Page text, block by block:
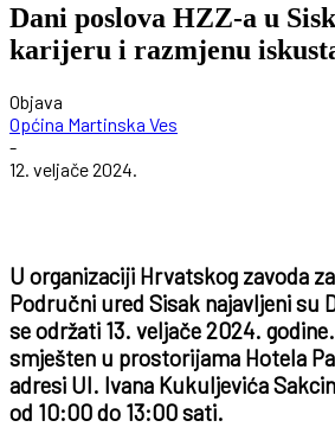
Dani poslova HZZ-a u
karijeru i razmjenu
Objava
Općina Martinska Ves
-
12. veljače 2024.
U organizaciji Hrvatskog zavoda
Područni ured Sisak najavljeni su
se održati 13. veljače 2024.
smješten u prostorijama Hotela
adresi Ul. Ivana Kukuljevića
od 10:00 do 13:00 sati.